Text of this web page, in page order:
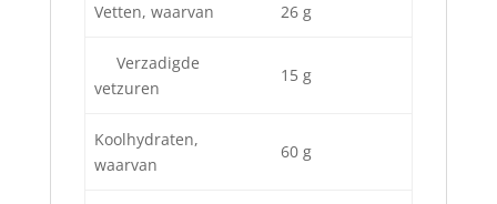
Vetten, waarvan 26 g
Verzadigde
vetzuren
15 g
Koolhydraten,
waarvan
60 g